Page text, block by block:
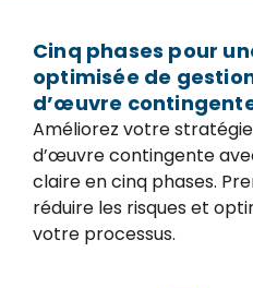
Cinq phases pour
optimisée de
d’œuvre
Améliorez votre
d’œuvre contingente
claire en cinq phases.
réduire les risques et
votre processus.